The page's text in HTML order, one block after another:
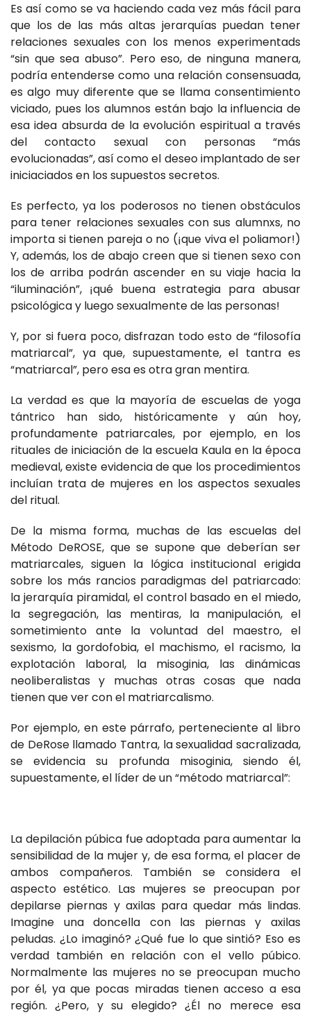
Es así como se va haciendo cada vez más fácil para
que los de las más altas jerarquías puedan tener
relaciones sexuales con los menos experimentads
“sin que sea abuso”. Pero eso, de ninguna manera,
podría entenderse como una relación consensuada,
es algo muy diferente que se llama consentimiento
viciado, pues los alumnos están bajo la influencia de
esa idea absurda de la evolución espiritual a través
del contacto sexual con personas “más
evolucionadas”, así como el deseo implantado de ser
iniciaciados en los supuestos secretos.
Es perfecto, ya los poderosos no tienen obstáculos
para tener relaciones sexuales con sus alumnxs, no
importa si tienen pareja o no (¡que viva el poliamor!)
Y, además, los de abajo creen que si tienen sexo con
los de arriba podrán ascender en su viaje hacia la
“iluminación”, ¡qué buena estrategia para abusar
psicológica y luego sexualmente de las personas!
Y, por si fuera poco, disfrazan todo esto de “filosofía
matriarcal”, ya que, supuestamente, el tantra es
“matriarcal”, pero esa es otra gran mentira.
La verdad es que la mayoría de escuelas de yoga
tántrico han sido, históricamente y aún hoy,
profundamente patriarcales, por ejemplo, en los
rituales de iniciación de la escuela Kaula en la época
medieval, existe evidencia de que los procedimientos
incluían trata de mujeres en los aspectos sexuales
del ritual.
De la misma forma, muchas de las escuelas del
Método DeROSE, que se supone que deberían ser
matriarcales, siguen la lógica institucional erigida
sobre los más rancios paradigmas del patriarcado:
la jerarquía piramidal, el control basado en el miedo,
la segregación, las mentiras, la manipulación, el
sometimiento ante la voluntad del maestro, el
sexismo, la gordofobia, el machismo, el racismo, la
explotación laboral, la misoginia, las dinámicas
neoliberalistas y muchas otras cosas que nada
tienen que ver con el matriarcalismo.
Por ejemplo, en este párrafo, perteneciente al libro
de DeRose llamado Tantra, la sexualidad sacralizada,
se evidencia su profunda misoginia, siendo él,
supuestamente, el líder de un “método matriarcal”:
La depilación púbica fue adoptada para aumentar la
sensibilidad de la mujer y, de esa forma, el placer de
ambos compañeros. También se considera el
aspecto estético. Las mujeres se preocupan por
depilarse piernas y axilas para quedar más lindas.
Imagine una doncella con las piernas y axilas
peludas. ¿Lo imaginó? ¿Qué fue lo que sintió? Eso es
verdad también en relación con el vello púbico.
Normalmente las mujeres no se preocupan mucho
por él, ya que pocas miradas tienen acceso a esa
región. ¿Pero, y su elegido? ¿Él no merece esa